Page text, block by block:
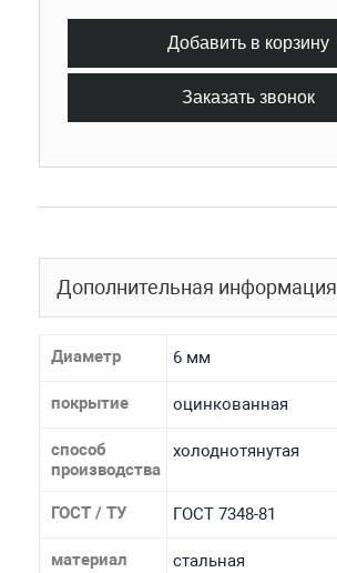
Добавить в корзину
Заказать звонок
Дополнительная информация
Диаметр 6 мм
покрытие оцинкованная
способ
производства
холоднотянутая
ГОСТ / ТУ ГОСТ 7348-81
материал стальная